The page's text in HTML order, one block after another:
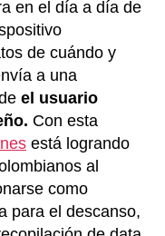
en el día a día de
de cuándo y
a una
el usuario
Con esta
está logrando
al
como
para el descanso,